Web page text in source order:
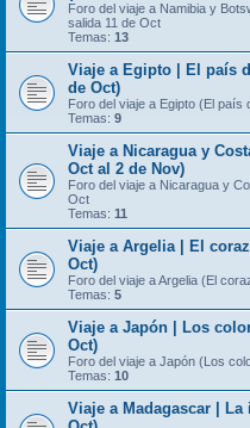
Foro del viaje a Namibia y
salida 11 de Oct
Temas: 13
Viaje a Egipto | El país
de Oct)
Foro del viaje a Egipto (El
Temas: 9
Viaje a Nicaragua y
Oct al 2 de Nov)
Foro del viaje a Nicaragua y
Oct
Temas: 11
Viaje a Argelia | El
Oct)
Foro del viaje a Argelia (El
Temas: 5
Viaje a Japón | Los
Oct)
Foro del viaje a Japón (Los
Temas: 10
Viaje a Madagascar |